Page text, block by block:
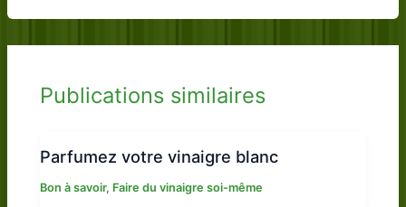
Publications similaires
Parfumez votre vinaigre blanc
Bon à savoir, Faire du vinaigre soi-même